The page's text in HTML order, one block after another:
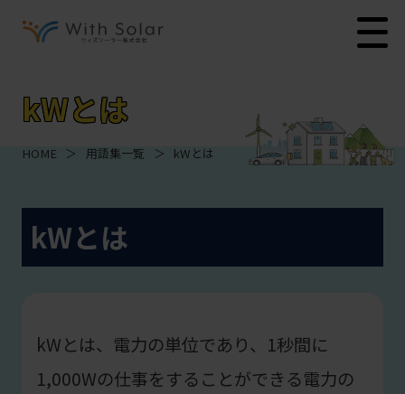
kWとは
HOME ＞ 用語集一覧 ＞ kWとは
kWとは
kWとは、電力の単位であり、1秒間に
1,000Wの仕事をすることができる電力の